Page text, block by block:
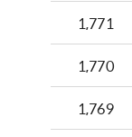
1,771
1,770
1,769